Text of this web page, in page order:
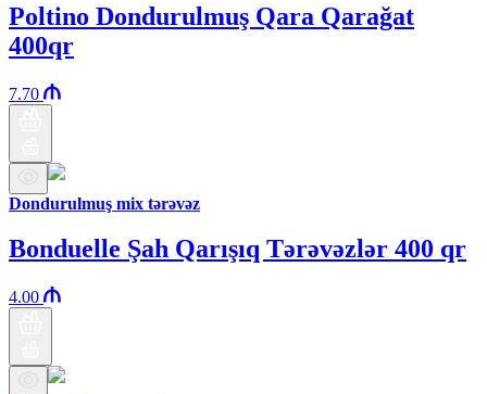
Poltino Dondurulmuş Qara Qarağat
400qr
7.70
Dondurulmuş mix tərəvəz
Bonduelle Şah Qarışıq Tərəvəzlər 400 qr
4.00